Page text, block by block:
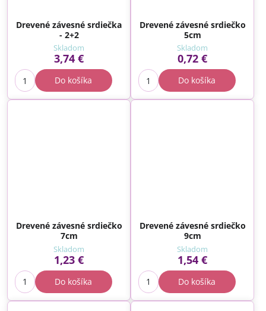
Drevené závesné srdiečka
- 2+2
Skladom
3,74 €
Do košíka
Drevené závesné srdiečko
5cm
Skladom
0,72 €
Do košíka
Drevené závesné srdiečko
7cm
Skladom
1,23 €
Do košíka
Drevené závesné srdiečko
9cm
Skladom
1,54 €
Do košíka